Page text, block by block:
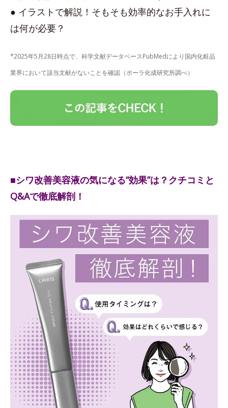
● イラストで解説！そもそも効率的なお手入れに
は何が必要？
*2025年5月28日時点で、科学文献データベースPubMedにより国内化粧品
業界において該当文献がないことを確認（ポーラ化成研究所調べ）
■シワ改善美容液の気になる“効果”は？クチコミと
Q&Aで徹底解剖！